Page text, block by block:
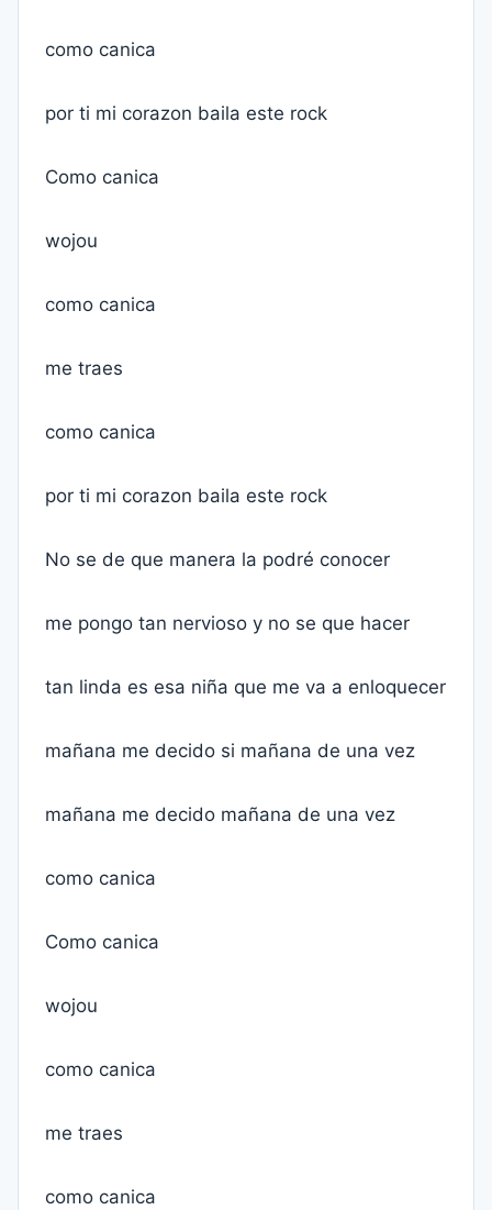
como canica
por ti mi corazon baila este rock
Como canica
wojou
como canica
me traes
como canica
por ti mi corazon baila este rock
No se de que manera la podré conocer
me pongo tan nervioso y no se que hacer
tan linda es esa niña que me va a enloquecer
mañana me decido si mañana de una vez
mañana me decido mañana de una vez
como canica
Como canica
wojou
como canica
me traes
como canica